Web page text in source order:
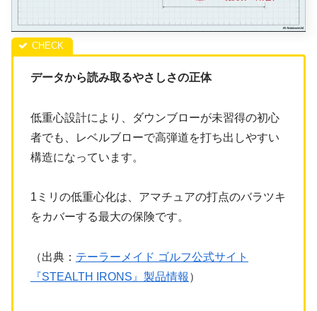
データから読み取るやさしさの正体
低重心設計により、ダウンブローが未習得の初心
者でも、レベルブローで高弾道を打ち出しやすい
構造になっています。
1ミリの低重心化は、アマチュアの打点のバラツキ
をカバーする最大の保険です。
（出典： テーラーメイド ゴルフ公式サイト
『STEALTH IRONS』製品情報 ）